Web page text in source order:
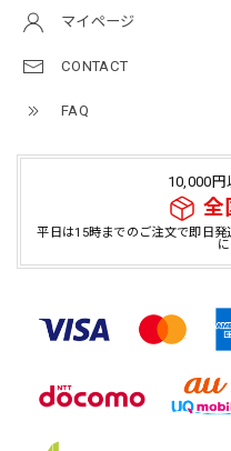
マイページ
CONTACT
FAQ
10,000
全
平日は15時までのご注文で即日